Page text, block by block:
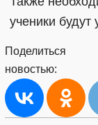
ученики
Поделиться
новостью: